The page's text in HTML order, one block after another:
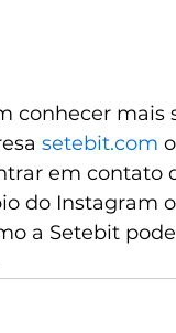
conhecer mais
setebit.com
em contato
do Instagram
a Setebit